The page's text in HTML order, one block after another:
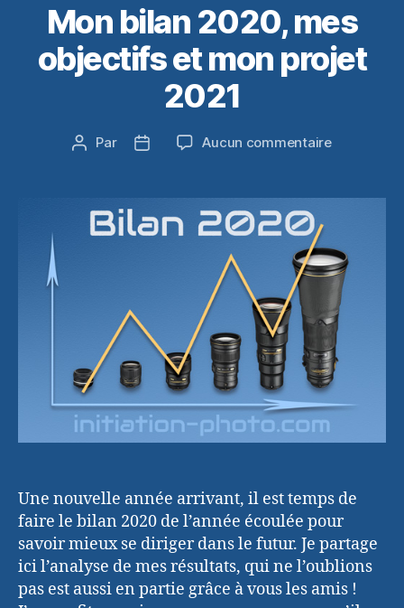
Mon bilan 2020, mes
objectifs et mon projet
2021
Auteur
Par
Date
Aucun commentairesur
2020,
et
mon
projet
2021
Une nouvelle année arrivant, il est temps de
faire le bilan 2020 de l’année écoulée pour
savoir mieux se diriger dans le futur. Je partage
ici l’analyse de mes résultats, qui ne l’oublions
pas est aussi en partie grâce à vous les amis !